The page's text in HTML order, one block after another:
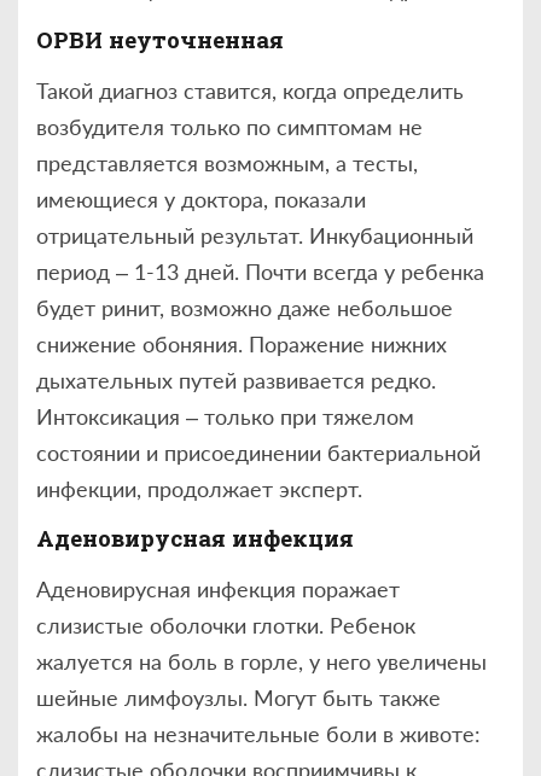
ОРВИ неуточненная
Такой диагноз ставится, когда определить
возбудителя только по симптомам не
представляется возможным, а тесты,
имеющиеся у доктора, показали
отрицательный результат. Инкубационный
период – 1-13 дней. Почти всегда у ребенка
будет ринит, возможно даже небольшое
снижение обоняния. Поражение нижних
дыхательных путей развивается редко.
Интоксикация – только при тяжелом
состоянии и присоединении бактериальной
инфекции, продолжает эксперт.
Аденовирусная инфекция
Аденовирусная инфекция поражает
слизистые оболочки глотки. Ребенок
жалуется на боль в горле, у него увеличены
шейные лимфоузлы. Могут быть также
жалобы на незначительные боли в животе:
слизистые оболочки восприимчивы к